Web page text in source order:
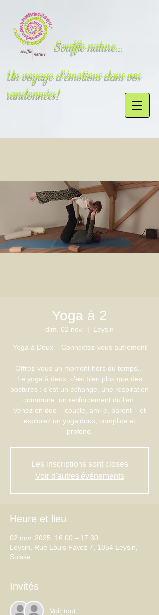
Souffle nature...
Un voyage d'émotions dans vos
randonnées!
Yoga à 2
dim. 02 nov.
  |
Leysin
Yoga à Deux – Connectez-vous autrement
Offrez-vous un moment hors du temps…
Le yoga à deux, c’est bien plus que des
postures : c’est un échange, une respiration
commune, un renforcement du lien.
Venez en duo – couple, ami·e, parent – et
explorez un yoga doux, complice et
profond.
Les inscriptions sont closes
Voir d'autres événements
Heure et lieu
02 nov. 2025, 16:00 – 17:30
Leysin, Rue Louis Favez 7, 1854 Leysin,
Suisse
Invités
Voir tout